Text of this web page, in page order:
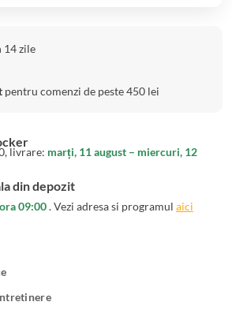
14 zile
pentru comenzi de peste 450 lei
livrare: marți, 11 august – miercuri, 12
din depozit
09:00. Vezi adresa si programul aici